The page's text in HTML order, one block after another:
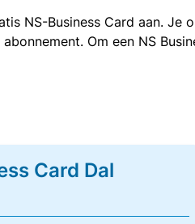
NS-Business Card aan.
Om een NS
Card Dal